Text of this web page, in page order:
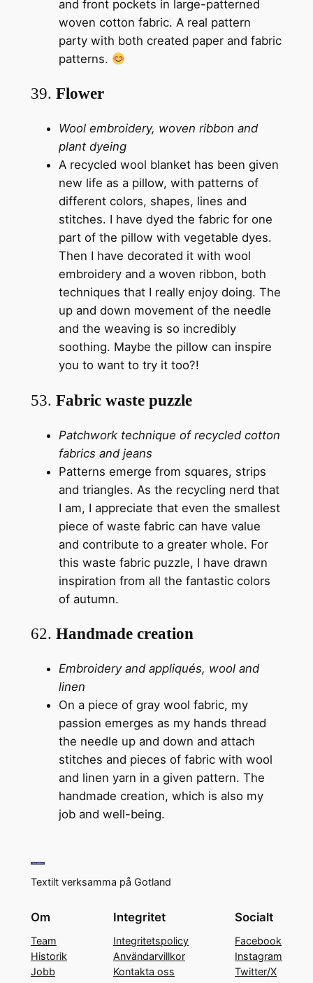
and front pockets in large-patterned
woven cotton fabric. A real pattern
party with both created paper and fabric
patterns.
39. Flower
Wool embroidery, woven ribbon and
plant dyeing
A recycled wool blanket has been given
new life as a pillow, with patterns of
different colors, shapes, lines and
stitches. I have dyed the fabric for one
part of the pillow with vegetable dyes.
Then I have decorated it with wool
embroidery and a woven ribbon, both
techniques that I really enjoy doing. The
up and down movement of the needle
and the weaving is so incredibly
soothing. Maybe the pillow can inspire
you to want to try it too?!
53. Fabric waste puzzle
Patchwork technique of recycled cotton
fabrics and jeans
Patterns emerge from squares, strips
and triangles. As the recycling nerd that
I am, I appreciate that even the smallest
piece of waste fabric can have value
and contribute to a greater whole. For
this waste fabric puzzle, I have drawn
inspiration from all the fantastic colors
of autumn.
62. Handmade creation
Embroidery and appliqués, wool and
linen
On a piece of gray wool fabric, my
passion emerges as my hands thread
the needle up and down and attach
stitches and pieces of fabric with wool
and linen yarn in a given pattern. The
handmade creation, which is also my
job and well-being.
Textilt verksamma på Gotland
Om
Team
Historik
Jobb
Integritet
Integritetspolicy
Användarvillkor
Kontakta oss
Socialt
Facebook
Instagram
Twitter/X